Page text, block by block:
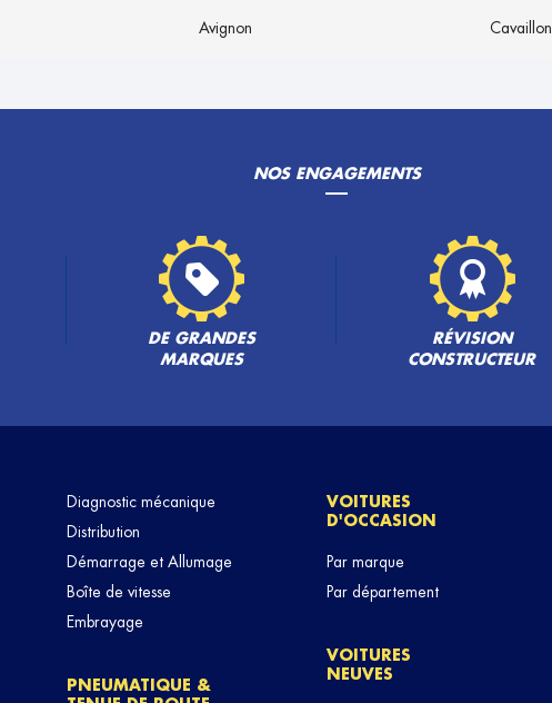
Avignon Cavaillon
NOS ENGAGEMENTS
DE GRANDES
MARQUES
RÉVISION
CONSTRUCTEUR
Diagnostic mécanique
Distribution
Démarrage et Allumage
Boîte de vitesse
Embrayage
PNEUMATIQUE &
VOITURES
D'OCCASION
Par marque
Par département
VOITURES
NEUVES